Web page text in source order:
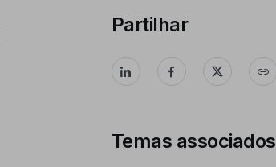
Partilhar
Temas associados